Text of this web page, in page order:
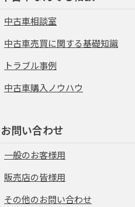
中古車相談室
中古車売買に関する基礎知識
トラブル事例
中古車購入ノウハウ
お問い合わせ
一般のお客様用
販売店の皆様用
その他のお問い合わせ